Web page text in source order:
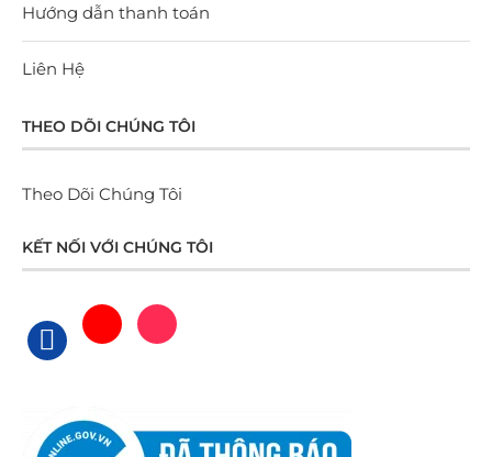
Hướng dẫn thanh toán
Liên Hệ
THEO DÕI CHÚNG TÔI
Theo Dõi Chúng Tôi
KẾT NỐI VỚI CHÚNG TÔI